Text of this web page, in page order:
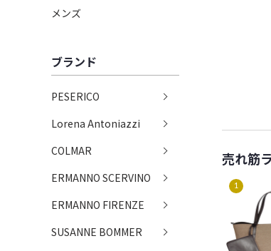
メンズ
ブランド
PESERICO
Lorena Antoniazzi
COLMAR
ERMANNO SCERVINO
ERMANNO FIRENZE
SUSANNE BOMMER
売れ筋
1